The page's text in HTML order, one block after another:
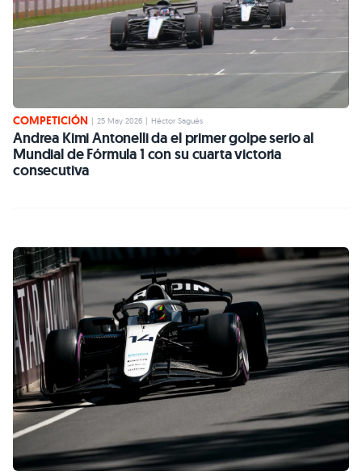
COMPETICIÓN | 25 May 2026 | Héctor Sagués
Andrea Kimi Antonelli da el primer golpe serio al
Mundial de Fórmula 1 con su cuarta victoria
consecutiva